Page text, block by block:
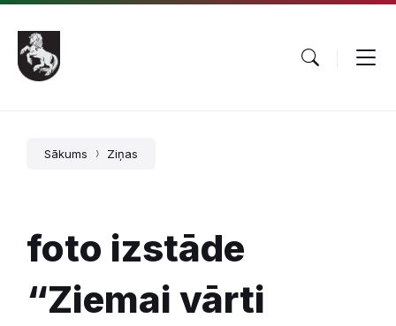
Pāriet
saturu
Skip
main
navigation
Skip
footer
Sākums Ziņas
foto izstāde
“Ziemai vārti